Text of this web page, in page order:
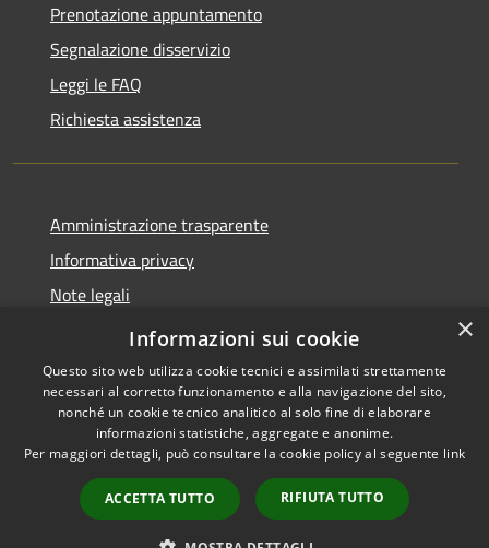
Prenotazione appuntamento
Segnalazione disservizio
Leggi le FAQ
Richiesta assistenza
Amministrazione trasparente
Informativa privacy
Note legali
Dichiarazione di accessibilità
Accessibilità
Copyright © 2026 • Comune di
Ploaghe • Powered by
Municipium•
Accesso
redazione
×
Informazioni sui cookie
Questo sito web utilizza cookie tecnici e assimilati strettamente
necessari al corretto funzionamento e alla navigazione del sito,
nonché un cookie tecnico analitico al solo fine di elaborare
informazioni statistiche, aggregate e anonime.
Per maggiori dettagli, può consultare la cookie policy al seguente link
ACCETTA TUTTO RIFIUTA TUTTO